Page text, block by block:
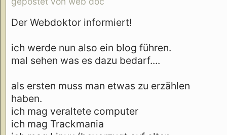
Der Webdoktor informiert!
ich werde nun also ein blog führen.
mal sehen was es dazu bedarf....
als ersten muss man etwas zu erzählen
haben.
ich mag veraltete computer
ich mag Trackmania